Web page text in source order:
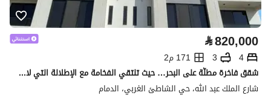
⃁820,000
4
3
171 م2
شقق فاخرة مطلّة على البحر… حيث تلتقي الفخامة مع الإطلالة التي لا تُمل
شارع الملك عبد الله، حي الشاطئ الغربي، الدمام